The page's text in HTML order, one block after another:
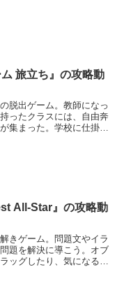
ム 旅立ち』の攻略動
脱出ゲーム。教師になっ
ったクラスには、自由奔
集まった。学校に仕掛け
All-Star』の攻略動
きゲーム。問題文やイラ
題を解決に導こう。オブ
ッグしたり、気になる箇